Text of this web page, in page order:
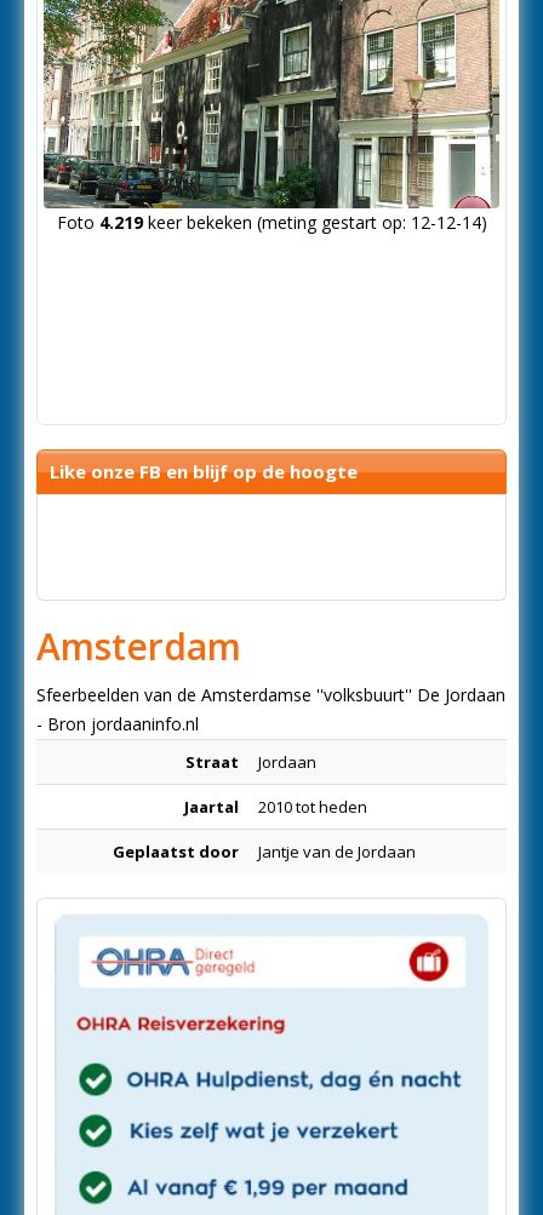
Foto 4.219keer bekeken (meting gestart op: 12-12-14)
Like onze FB en blijf op de hoogte
Amsterdam
Sfeerbeelden van de Amsterdamse ''volksbuurt'' De Jordaan
- Bron jordaaninfo.nl
Straat Jordaan
Jaartal 2010 tot heden
Geplaatst door Jantje van de Jordaan